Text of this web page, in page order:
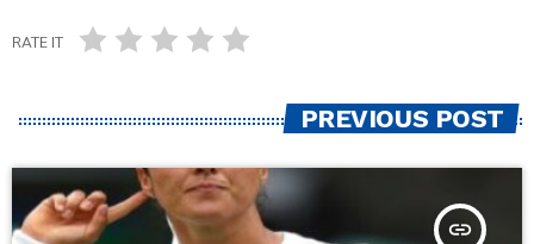
RATE IT
PREVIOUS POST
insert_link